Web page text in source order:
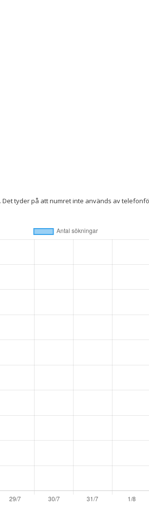
tyder på att numret inte används av